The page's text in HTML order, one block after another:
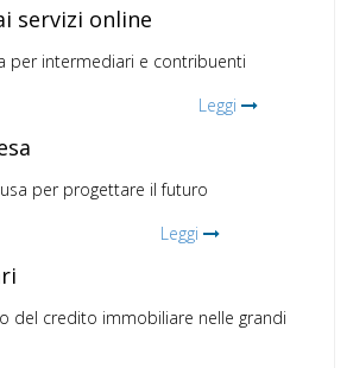
servizi online
per intermediari e contribuenti
Leggi
per progettare il futuro
Leggi
del credito immobiliare nelle grandi